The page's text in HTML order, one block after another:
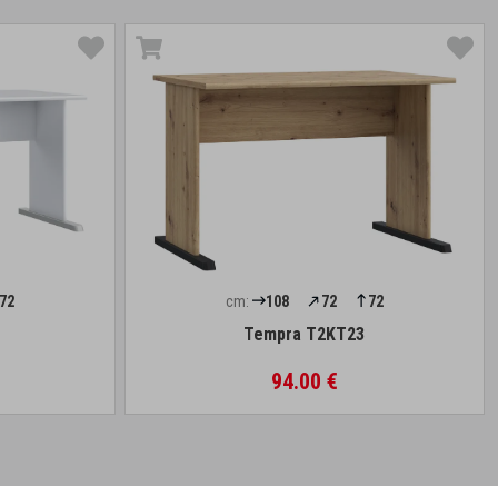
cm: 108 72 72
Tempra T2KT23
94.00 €